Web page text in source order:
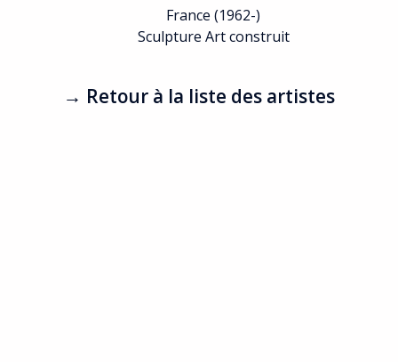
France (1962-)
Sculpture Art construit
→ Retour à la liste des artistes